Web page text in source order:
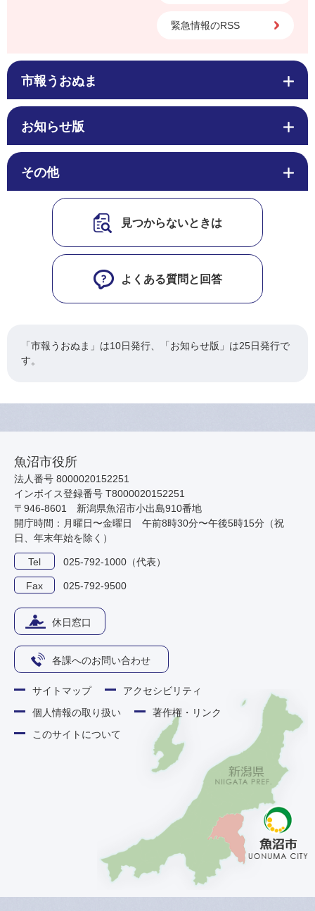
緊急情報のRSS
市報うおぬま
お知らせ版
その他
見つからないときは
よくある質問と回答
「市報うおぬま」は10日発行、「お知らせ版」は25日発行で
す。
魚沼市役所
法人番号 8000020152251
インボイス登録番号 T8000020152251
〒946-8601 新潟県魚沼市小出島910番地
開庁時間：月曜日〜金曜日 午前8時30分〜午後5時15分（祝
日、年末年始を除く）
Tel 025-792-1000（代表）
Fax 025-792-9500
休日窓口
各課へのお問い合わせ
サイトマップ
アクセシビリティ
個人情報の取り扱い
著作権・リンク
このサイトについて